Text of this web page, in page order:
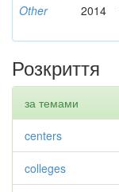
Other 2014
Розкриття
за темами
centers
colleges